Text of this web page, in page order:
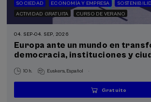
SOCIEDAD ECONOMÍA Y EMPRESA
ACTIVIDAD GRATUITA
CURSO DE VERANO
04. SEP-04. SEP, 2026
Europa ante un mundo en
democracia, instituciones y
10 h. Euskera Español .
...
Gratuito
Últimas
plazas
Gratuito
Fecha
pasada
Lista
de
Plazo
de